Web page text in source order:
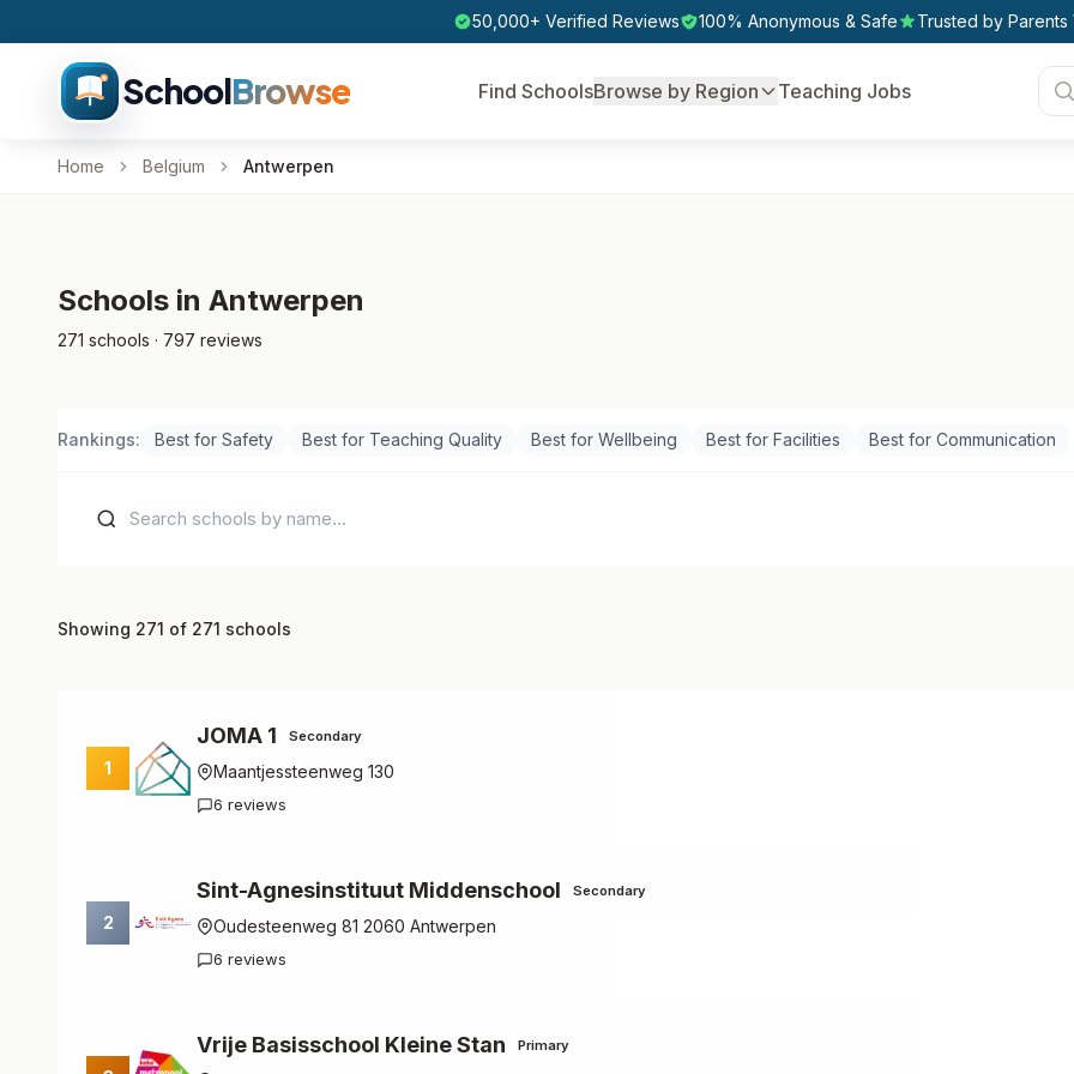
50,000+ Verified Reviews 100% Anonymous & Safe Trusted by Parents
SchoolBrowse Find SchoolsBrowse by Region Teaching Jobs
Home Belgium Antwerpen
Schools in Antwerpen
271 schools · 797 reviews
Rankings: Best for Safety Best for Teaching Quality Best for Wellbeing Best for Facilities Best for Communication
Showing 271 of 271 schools
1
JOMA 1 Secondary
Maantjessteenweg 130
6 reviews
2
Sint-Agnesinstituut Middenschool Secondary
Oudesteenweg 81 2060 Antwerpen
6 reviews
Vrije Basisschool Kleine Stan Primary